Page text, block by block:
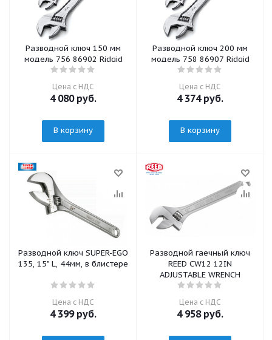
Разводной ключ 150 мм
модель 756 86902 Ridgid
Цена с НДС
4 080руб.
В корзину
Разводной ключ 200 мм
модель 758 86907 Ridgid
Цена с НДС
4 374руб.
В корзину
Разводной ключ SUPER-EGO
135, 15" L, 44мм, в блистере
Цена с НДС
4 399руб.
Разводной гаечный ключ
REED CW12 12IN
ADJUSTABLE WRENCH
Цена с НДС
4 958руб.